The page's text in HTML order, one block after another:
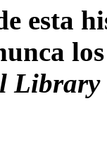
esta